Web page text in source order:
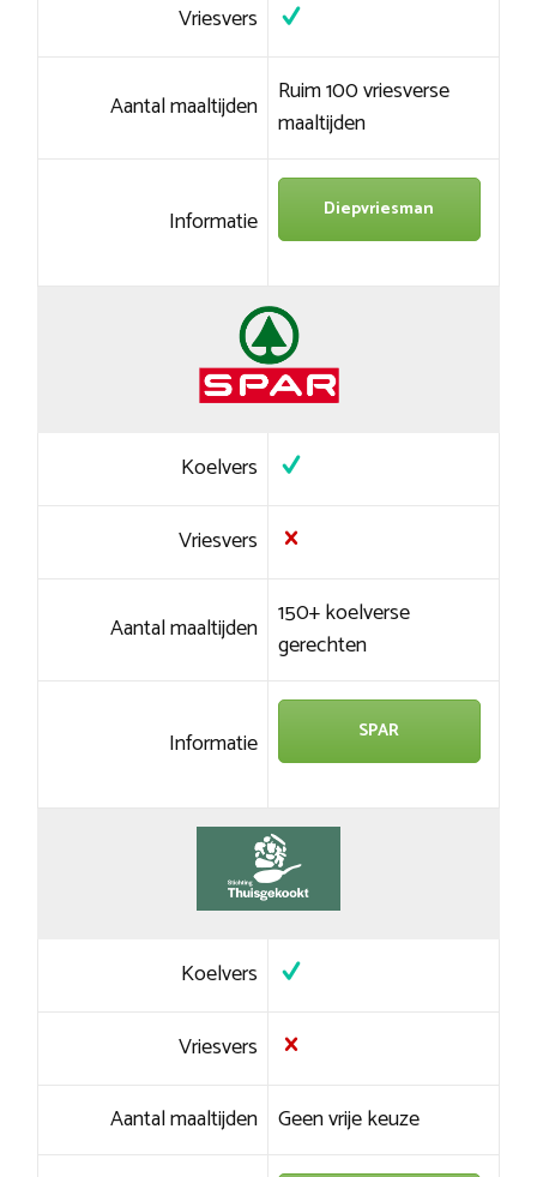
Vriesvers
Aantal maaltijden Ruim 100 vriesverse
maaltijden
Informatie Diepvriesman
Koelvers
Vriesvers
Aantal maaltijden 150+ koelverse
gerechten
Informatie SPAR
Koelvers
Vriesvers
Aantal maaltijden Geen vrije keuze